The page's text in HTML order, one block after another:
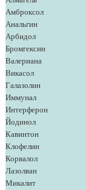
Амброксол
Анальгин
Арбидол
Бромгексин
Валериана
Викасол
Галазолин
Иммунал
Интерферон
Йодинол
Кавинтон
Клофелин
Корвалол
Лазолван
Микалит